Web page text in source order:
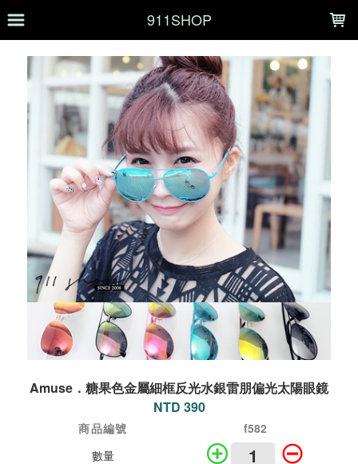
911SHOP
Amuse．糖果色金屬細框反光水銀雷朋偏光太陽眼鏡
NTD 390
商品編號
f582
數量